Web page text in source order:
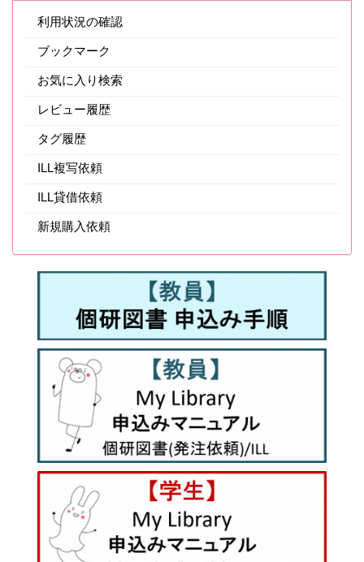
利用状況の確認
ブックマーク
お気に入り検索
レビュー履歴
タグ履歴
ILL複写依頼
ILL貸借依頼
新規購入依頼